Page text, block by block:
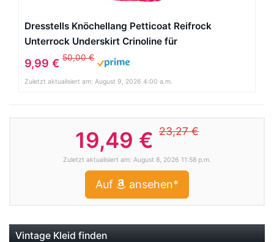
Dresstells Knöchellang Petticoat Reifrock
Unterrock Underskirt Crinoline für
Hochzeitskleider Rose L-XL
9,99 € 50,00 €
Zuletzt aktualisiert am: August 9, 2026 4:00 a.m.
19,49 € 23,27 €
Zuletzt aktualisiert am: August 8, 2026 11:58 p.m.
Auf ansehen*
Vintage Kleid finden